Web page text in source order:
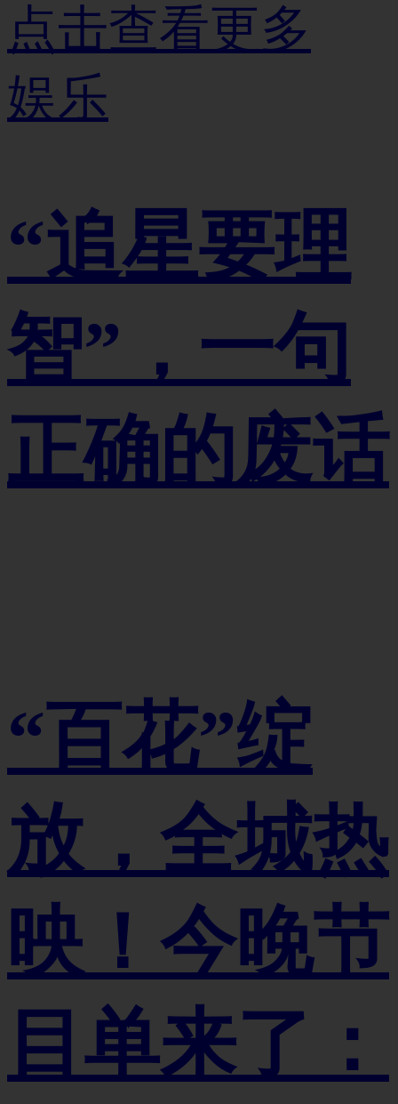
点击查看更多
娱乐
“追星要理
智”，一句
正确的废话
“百花”绽
放，全城热
映！今晚节
目单来了：